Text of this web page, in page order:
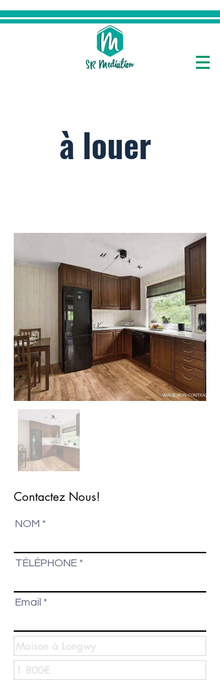
à louer
Contactez Nous!
NOM
TÉLÉPHONE
Email